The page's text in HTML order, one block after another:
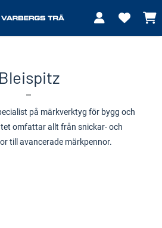
Bleispitz
på märkverktyg för bygg och
omfattar allt från snickar- och
till avancerade märkpennor.